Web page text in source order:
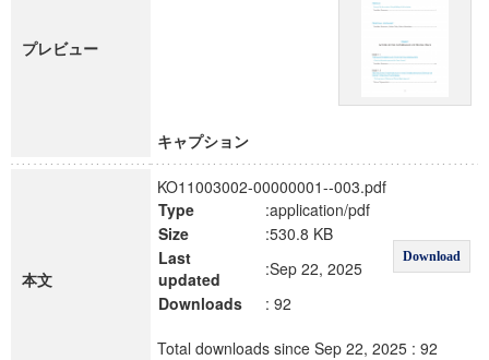
プレビュー
キャプション
本文
KO11003002-00000001--003.pdf
Type
:application/pdf
Download
Size
:530.8 KB
Last
updated
:Sep 22, 2025
Downloads
: 92
Total downloads since Sep 22, 2025 : 92